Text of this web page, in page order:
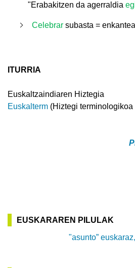
"Erabakitzen da agerraldia
Celebrar subasta = enkantea
ITURRIA
Euskaltzaindiaren Hiztegia
Euskalterm (Hiztegi terminologikoa
EUSKARAREN PILULAK
"asunto”